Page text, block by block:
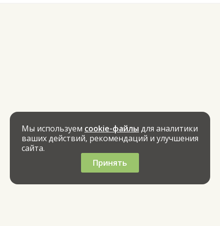
Мы используем cookie-файлы для аналитики
ваших действий, рекомендаций и улучшения
сайта.
Принять